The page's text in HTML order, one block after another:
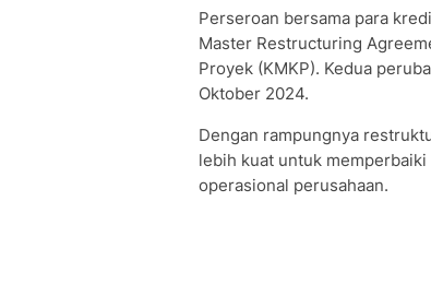
Perseroan bersama para
Master Restructuring
Proyek (KMKP). Kedua
Oktober 2024.
Dengan rampungnya
lebih kuat untuk
operasional perusahaan.